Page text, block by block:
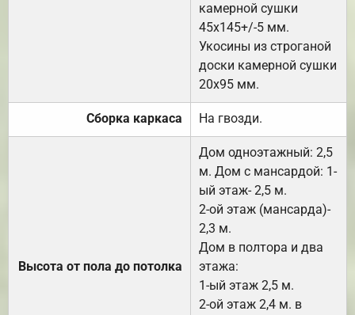
камерной сушки
45х145+/-5 мм.
Укосины из строганой
доски камерной сушки
20х95 мм.
Сборка каркаса На гвозди.
Высота от пола до потолка
Дом одноэтажный: 2,5
м. Дом с мансардой: 1-
ый этаж- 2,5 м.
2-ой этаж (мансарда)-
2,3 м.
Дом в полтора и два
этажа:
1-ый этаж 2,5 м.
2-ой этаж 2,4 м. в